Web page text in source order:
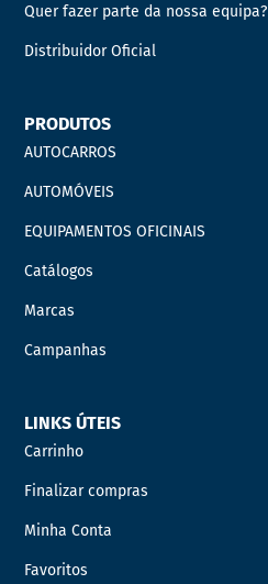
Quer fazer parte da nossa equipa?
Distribuidor Oficial
PRODUTOS
AUTOCARROS
AUTOMÓVEIS
EQUIPAMENTOS OFICINAIS
Catálogos
Marcas
Campanhas
LINKS ÚTEIS
Carrinho
Finalizar compras
Minha Conta
Favoritos